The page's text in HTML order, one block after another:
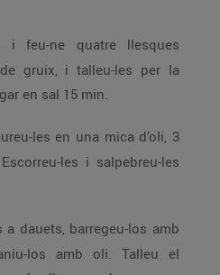
i feu-ne quatre llesques
gruix, i talleu-les per la
en sal 15 min.
les en una mica d’oli, 3
les i salpebreu-les
dauets, barregeu-los amb
los amb oli. Talleu el